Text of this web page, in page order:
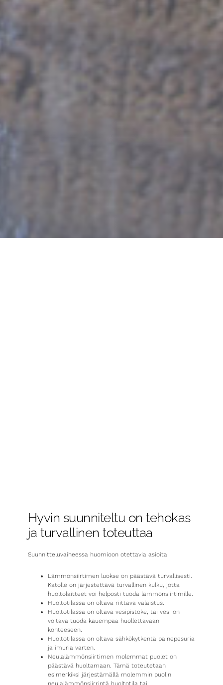
Hyvin suunniteltu on tehokas
ja turvallinen toteuttaa
Suunnitteluvaiheessa huomioon otettavia asioita:
Lämmönsiirtimen luokse on päästävä turvallisesti.
Katolle on järjestettävä turvallinen kulku, jotta
huoltolaitteet voi helposti tuoda lämmönsiirtimille.
Huoltotilassa on oltava riittävä valaistus.
Huoltotilassa on oltava vesipistoke, tai vesi on
voitava tuoda kauempaa huollettavaan
kohteeseen.
Huoltotilassa on oltava sähkökytkentä painepesuria
ja imuria varten.
Neulalämmönsiirtimen molemmat puolet on
päästävä huoltamaan. Tämä toteutetaan
esimerkiksi järjestämällä molemmin puolin
neulalämmönsiirrintä huoltotila tai